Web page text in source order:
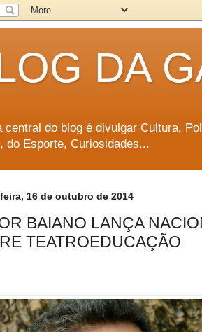
DA
central do blog é divulgar Cultura,
do Esporte, Curiosidades...
16 de outubro de 2014
BAIANO LANÇA
TEATROEDUCAÇÃO